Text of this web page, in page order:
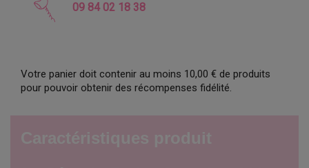
09 84 02 18 38
Votre panier doit contenir au moins 10,00 € de produits
pour pouvoir obtenir des récompenses fidélité.